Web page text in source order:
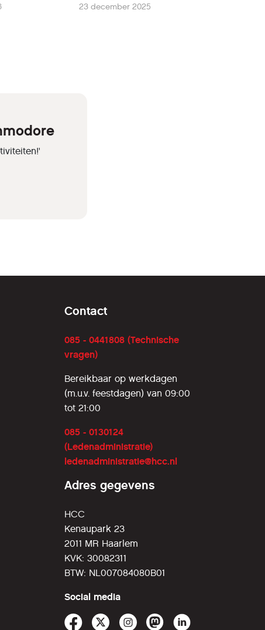
23 december 2025
Contact
085 - 0441808 (Technische
vragen)
Bereikbaar op werkdagen
(m.u.v. feestdagen) van 09:00
tot 21:00
085 - 0130124
(Ledenadministratie)
ledenadministratie@hcc.nl
Adres gegevens
HCC
Kenaupark 23
2011 MR Haarlem
KVK: 30082311
BTW: NL007084080B01
Social media